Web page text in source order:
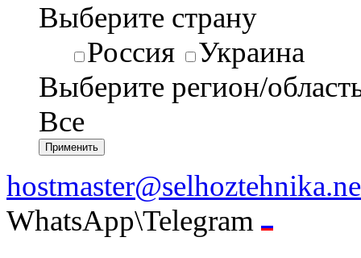
Выберите страну
Россия
Украина
Выберите регион/
Все
WhatsApp\Telegram